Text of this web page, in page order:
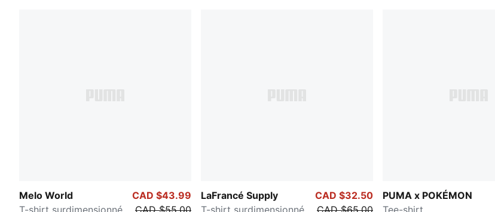
Melo World
T-shirt surdimensionné
CAD $43.99
CAD $55.00
LaFrancé Supply
T-shirt surdimensionné
CAD $32.50
CAD $65.00
PUMA x POKÉMON
Tee-shirt